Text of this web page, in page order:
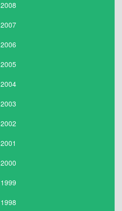
2008
2007
2006
2005
2004
2003
2002
2001
2000
1999
1998